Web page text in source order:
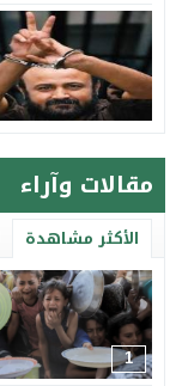
مقالات وآراء
الأكثر مشاهدة
1